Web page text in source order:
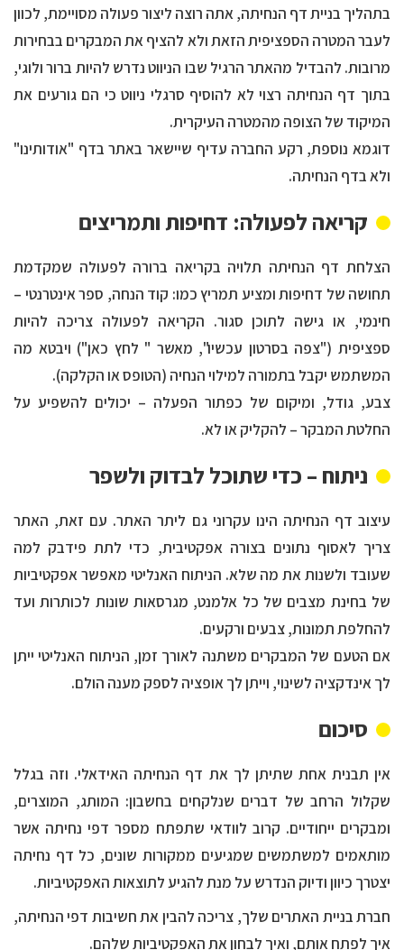
בתהליך בניית דף הנחיתה, אתה רוצה ליצור פעולה מסויימת, לכוון
לעבר המטרה הספציפית הזאת ולא להציף את המבקרים בבחירות
מרובות. להבדיל מהאתר הרגיל שבו הניווט נדרש להיות ברור ולוגי,
בתוך דף הנחיתה רצוי לא להוסיף סרגלי ניווט כי הם גורעים את
המיקוד של הצופה מהמטרה העיקרית.
דוגמא נוספת, רקע החברה עדיף שיישאר באתר בדף "אודותינו"
ולא בדף הנחיתה.
קריאה לפעולה: דחיפות ותמריצים
הצלחת דף הנחיתה תלויה בקריאה ברורה לפעולה שמקדמת
תחושה של דחיפות ומציע תמריץ כמו: קוד הנחה, ספר אינטרנטי –
חינמי, או גישה לתוכן סגור. הקריאה לפעולה צריכה להיות
ספציפית ("צפה בסרטון עכשיו", מאשר " לחץ כאן") ויבטא מה
המשתמש יקבל בתמורה למילוי הנחיה (הטופס או הקלקה).
צבע, גודל, ומיקום של כפתור הפעלה – יכולים להשפיע על
החלטת המבקר – להקליק או לא.
ניתוח – כדי שתוכל לבדוק ולשפר
עיצוב דף הנחיתה הינו עקרוני גם ליתר האתר. עם זאת, האתר
צריך לאסוף נתונים בצורה אפקטיבית, כדי לתת פידבק למה
שעובד ולשנות את מה שלא. הניתוח האנליטי מאפשר אפקטיביות
של בחינת מצבים של כל אלמנט, מגרסאות שונות לכותרות ועד
להחלפת תמונות, צבעים ורקעים.
אם הטעם של המבקרים משתנה לאורך זמן, הניתוח האנליטי ייתן
לך אינדקציה לשינוי, וייתן לך אופציה לספק מענה הולם.
סיכום
אין תבנית אחת שתיתן לך את דף הנחיתה האידאלי. וזה בגלל
שקלול הרחב של דברים שנלקחים בחשבון: המותג, המוצרים,
ומבקרים ייחודיים. קרוב לוודאי שתפתח מספר דפי נחיתה אשר
מותאמים למשתמשים שמגיעים ממקורות שונים, כל דף נחיתה
יצטרך כיוון ודיוק הנדרש על מנת להגיע לתוצאות האפקטיביות.
חברת בניית האתרים שלך, צריכה להבין את חשיבות דפי הנחיתה,
איך לפתח אותם, ואיך לבחון את האפקטיביות שלהם.